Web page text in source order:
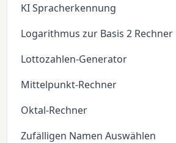
KI Spracherkennung
Logarithmus zur Basis 2 Rechner
Lottozahlen-Generator
Mittelpunkt-Rechner
Oktal-Rechner
Zufälligen Namen Auswählen